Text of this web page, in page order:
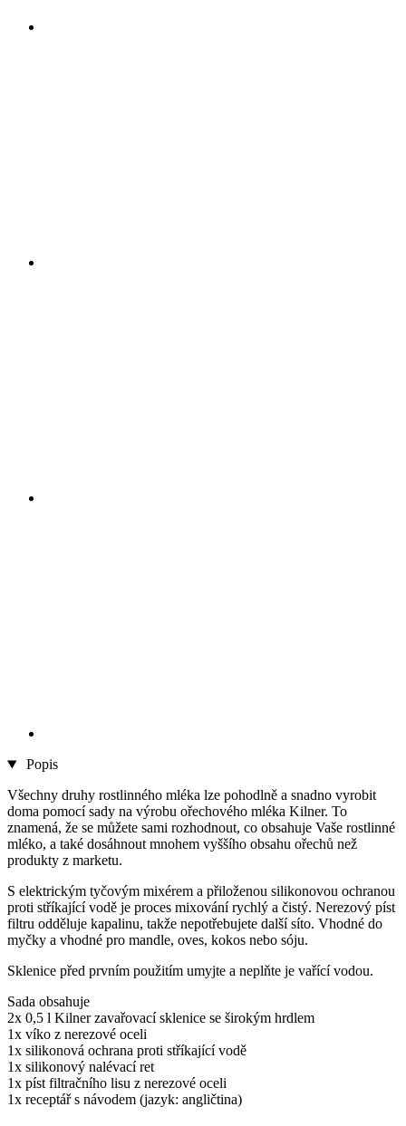
Popis
Všechny druhy rostlinného mléka lze pohodlně a snadno vyrobit
doma pomocí sady na výrobu ořechového mléka Kilner. To
znamená, že se můžete sami rozhodnout, co obsahuje Vaše rostlinné
mléko, a také dosáhnout mnohem vyššího obsahu ořechů než
produkty z marketu.
S elektrickým tyčovým mixérem a přiloženou silikonovou ochranou
proti stříkající vodě je proces mixování rychlý a čistý. Nerezový píst
filtru odděluje kapalinu, takže nepotřebujete další síto. Vhodné do
myčky a vhodné pro mandle, oves, kokos nebo sóju.
Sklenice před prvním použitím umyjte a neplňte je vařící vodou.
Sada obsahuje
2x 0,5 l Kilner zavařovací sklenice se širokým hrdlem
1x víko z nerezové oceli
1x silikonová ochrana proti stříkající vodě
1x silikonový nalévací ret
1x píst filtračního lisu z nerezové oceli
1x receptář s návodem (jazyk: angličtina)